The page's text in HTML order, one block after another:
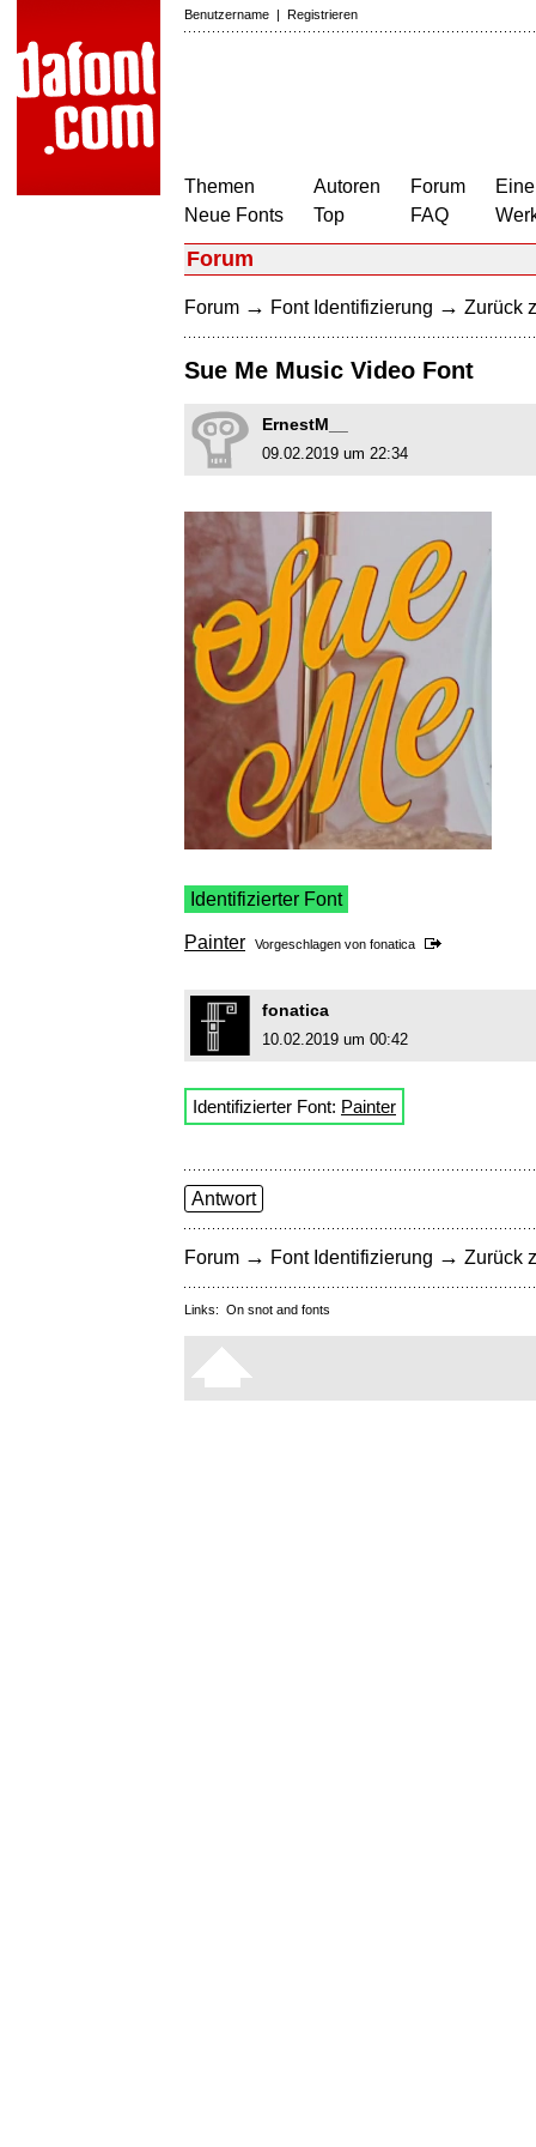
Benutzername | Registrieren
Themen
Neue Fonts
Autoren
Top
Forum
FAQ
Forum
Forum → Font Identifizierung → Zurück
Sue Me Music Video Font
ErnestM__
09.02.2019 um 22:34
Identifizierter Font
Painter Vorgeschlagen von fonatica
fonatica
10.02.2019 um 00:42
Identifizierter Font: Painter
Antwort
Forum → Font Identifizierung → Zurück
Links: On snot and fonts